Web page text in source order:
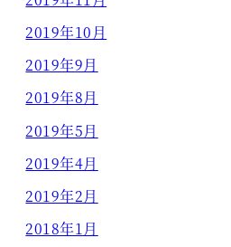
2019年10月
2019年9月
2019年8月
2019年5月
2019年4月
2019年2月
2018年1月